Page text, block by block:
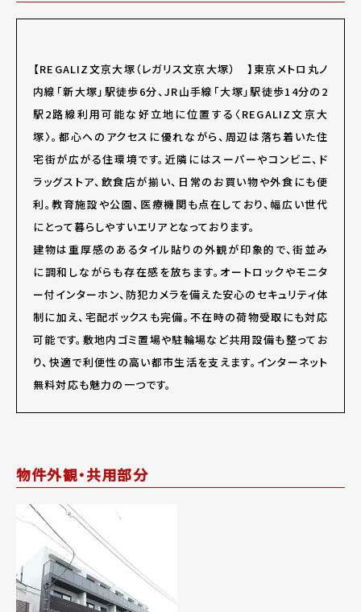
【REGALIZ文京大塚（レガリス文京大塚） 】東京メトロ丸ノ
内線「新大塚」駅徒歩6分、JR山手線「大塚」駅徒歩14分の2
駅2路線利用可能な好立地に位置する〈REGALIZ文京大
塚〉。都心へのアクセスに優れながら、周辺は落ち着いた住
宅街が広がる住環境です。近隣にはスーパーやコンビニ、ド
ラッグストア、飲食店が揃い、日常のお買い物や外食にも便
利。教育施設や公園、医療機関も点在しており、幅広い世代
にとって暮らしやすいエリアとなっております。
建物は重厚感のあるタイル貼りの外観が印象的で、街並み
に調和しながらも存在感を放ちます。オートロックやモニタ
ー付インターホン、防犯カメラを備えた安心のセキュリティ体
制に加え、宅配ボックスも完備。不在時の荷物受取にも対応
可能です。敷地内ゴミ置場や駐輪場など共用設備も整ってお
り、快適で利便性の高い都市生活を支えます。インターネット
無料対応も魅力の一つです。
物件外観・共用部分